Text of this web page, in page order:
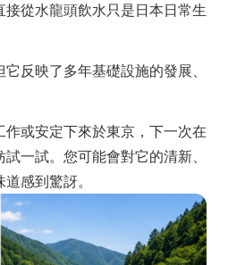
從水龍頭飲水只是日本日常生
反映了多年基礎設施的發展、
或安定下來於東京，下一次在
一試。您可能會對它的清新、
感到驚訝。